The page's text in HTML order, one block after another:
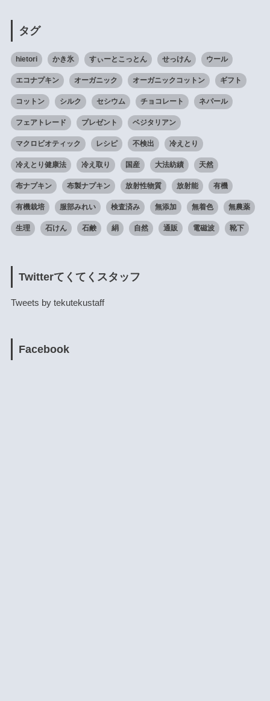
タグ
hietori かき氷 すぃーとこっとん せっけん ウール
エコナプキン オーガニック オーガニックコットン ギフト
コットン シルク セシウム チョコレート ネパール
フェアトレード プレゼント ベジタリアン
マクロビオティック レシピ 不検出 冷えとり
冷えとり健康法 冷え取り 国産 大法紡績 天然
布ナプキン 布製ナプキン 放射性物質 放射能 有機
有機栽培 服部みれい 検査済み 無添加 無着色 無農薬
生理 石けん 石鹸 絹 自然 通販 電磁波 靴下
Twitterてくてくスタッフ
Tweets by tekutekustaff
Facebook